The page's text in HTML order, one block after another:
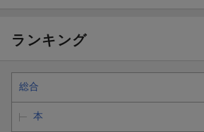
ランキング
総合
本